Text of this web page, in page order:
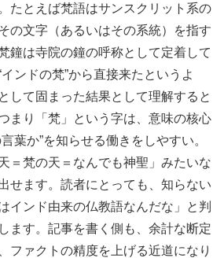
たとえば梵語はサンスクリット系の
の文字（あるいはその系統）を指す
鐘は寺院の鐘の呼称として定着して
ンドの梵”から直接来たというよ
して固まった結果として理解すると
まり「梵」という字は、意味の核心
葉か”を知らせる働きをしやすい。
＝梵の天＝なんでも神聖」みたいな
せます。読者にとっても、知らない
インド由来の仏教語なんだな」と判
ます。記事を書く側も、余計な断定
ファクトの精度を上げる近道になり